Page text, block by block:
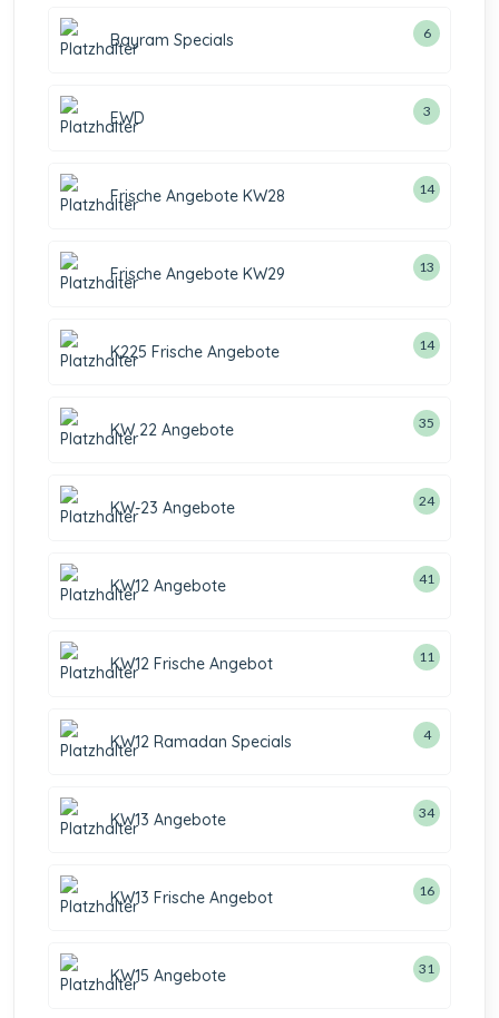
Bayram Specials 6
EWD 3
Frische Angebote KW28 14
Frische Angebote KW29 13
K225 Frische Angebote 14
KW 22 Angebote 35
KW-23 Angebote 24
KW12 Angebote 41
KW12 Frische Angebot 11
KW12 Ramadan Specials 4
KW13 Angebote 34
KW13 Frische Angebot 16
KW15 Angebote 31